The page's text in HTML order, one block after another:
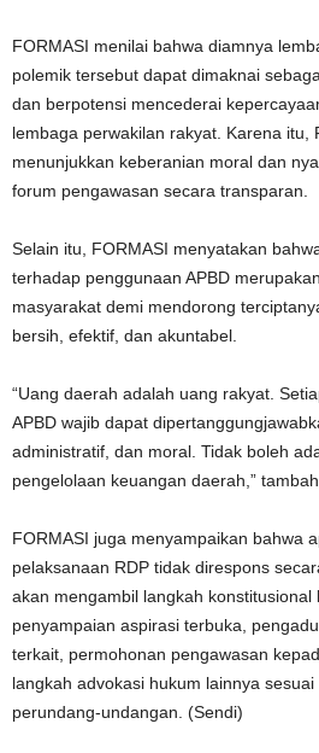
FORMASI menilai bahwa diamnya
polemik tersebut dapat dimaknai
dan berpotensi mencederai
lembaga perwakilan rakyat. Karena itu,
menunjukkan keberanian moral dan
forum pengawasan secara transparan.
Selain itu, FORMASI menyatakan
terhadap penggunaan APBD
masyarakat demi mendorong
bersih, efektif, dan akuntabel.
“Uang daerah adalah uang rakyat.
APBD wajib dapat
administratif, dan moral. Tidak boleh
pengelolaan keuangan daerah,”
FORMASI juga menyampaikan bahwa
pelaksanaan RDP tidak direspons
akan mengambil langkah konstitusional
penyampaian aspirasi terbuka,
terkait, permohonan pengawasan
langkah advokasi hukum lainnya
perundang-undangan. (Sendi)